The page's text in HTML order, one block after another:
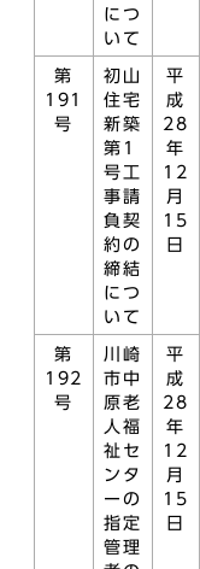
につ
いて
第
191
号
初山
住宅
新築
第1
号工
事請
負契
約の
締結
につ
いて
平
成
28
年
12
月
15
日
第
192
号
川崎
市中
原老
人福
祉セ
ンタ
ーの
指定
管理
平
成
28
年
12
月
15
日